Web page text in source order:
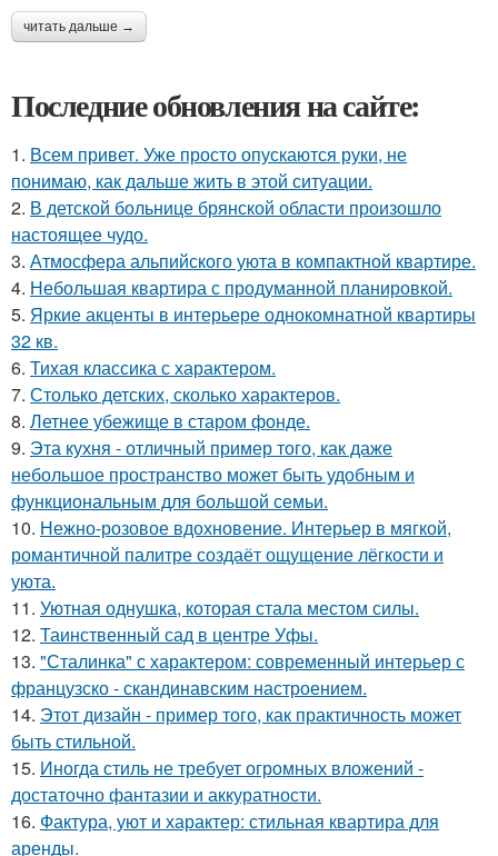
читать дальше →
Последние обновления на сайте:
1. Всем привет. Уже просто опускаются руки, не
понимаю, как дальше жить в этой ситуации.
2. В детской больнице брянской области произошло
настоящее чудо.
3. Атмосфера альпийского уюта в компактной квартире.
4. Небольшая квартира с продуманной планировкой.
5. Яркие акценты в интерьере однокомнатной квартиры
32 кв.
6. Тихая классика с характером.
7. Столько детских, сколько характеров.
8. Летнее убежище в старом фонде.
9. Эта кухня - отличный пример того, как даже
небольшое пространство может быть удобным и
функциональным для большой семьи.
10. Нежно-розовое вдохновение. Интерьер в мягкой,
романтичной палитре создаёт ощущение лёгкости и
уюта.
11. Уютная однушка, которая стала местом силы.
12. Таинственный сад в центре Уфы.
13. "Сталинка" с характером: современный интерьер с
французско - скандинавским настроением.
14. Этот дизайн - пример того, как практичность может
быть стильной.
15. Иногда стиль не требует огромных вложений -
достаточно фантазии и аккуратности.
16. Фактура, уют и характер: стильная квартира для
аренды.